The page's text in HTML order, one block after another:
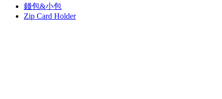
錢包&小包
Zip Card Holder